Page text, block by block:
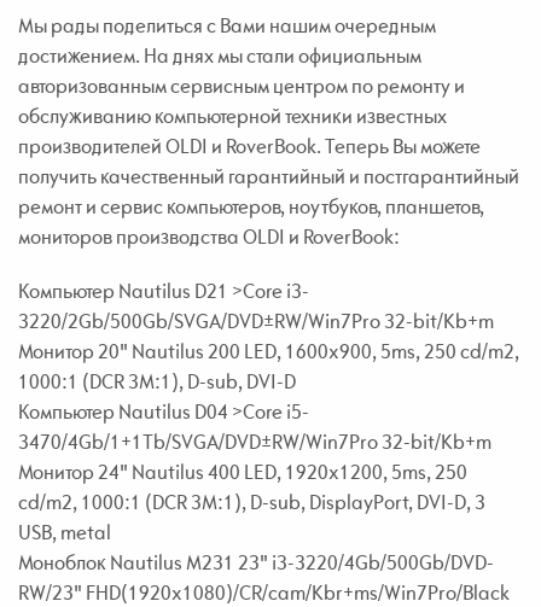
Мы рады поделиться с Вами нашим очередным
достижением. На днях мы стали официальным
авторизованным сервисным центром по ремонту и
обслуживанию компьютерной техники известных
производителей OLDI и RoverBook. Теперь Вы можете
получить качественный гарантийный и постгарантийный
ремонт и сервис компьютеров, ноутбуков, планшетов,
мониторов производства OLDI и RoverBook:
Компьютер Nautilus D21 >Core i3-
3220/2Gb/500Gb/SVGA/DVD±RW/Win7Pro 32-bit/Kb+m
Монитор 20" Nautilus 200 LED, 1600x900, 5ms, 250 cd/m2,
1000:1 (DCR 3M:1), D-sub, DVI-D
Компьютер Nautilus D04 >Core i5-
3470/4Gb/1+1Tb/SVGA/DVD±RW/Win7Pro 32-bit/Kb+m
Монитор 24" Nautilus 400 LED, 1920x1200, 5ms, 250
cd/m2, 1000:1 (DCR 3M:1), D-sub, DisplayPort, DVI-D, 3
USB, metal
Моноблок Nautilus M231 23" i3-3220/4Gb/500Gb/DVD-
RW/23" FHD(1920x1080)/CR/cam/Kbr+ms/Win7Pro/Black